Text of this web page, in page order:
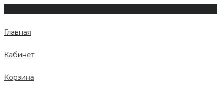
Главная
Кабинет
Корзина